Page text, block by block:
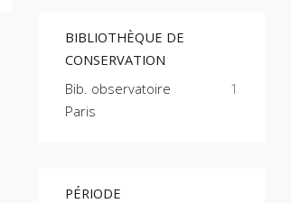
BIBLIOTHÈQUE DE
CONSERVATION
Bib. observatoire
Paris
1
PÉRIODE